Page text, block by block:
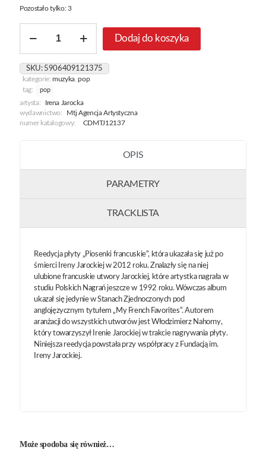
Pozostało tylko: 3
Piosenki
Dodaj do koszyka
SKU: 5906409121375
kategorie:muzyka,pop
tag:
pop
artysta:
Irena Jarocka
wydawnictwo:
Mtj Agencja Artystyczna
numer katalogowy:
CDMTJ12137
OPIS
PARAMETRY
TRACKLISTA
Reedycja płyty „Piosenki francuskie”, która ukazała się już po
śmierci Ireny Jarockiej w 2012 roku. Znalazły się na niej
ulubione francuskie utwory Jarockiej, które artystka nagrała w
studiu Polskich Nagrań jeszcze w 1992 roku. Wówczas album
ukazał się jedynie w Stanach Zjednoczonych pod
anglojęzycznym tytułem „My French Favorites”. Autorem
aranżacji do wszystkich utworów jest Włodzimierz Nahorny,
który towarzyszył Irenie Jarockiej w trakcie nagrywania płyty.
Niniejsza reedycja powstała przy współpracy z Fundacją im.
Ireny Jarockiej.
Może spodoba się również…